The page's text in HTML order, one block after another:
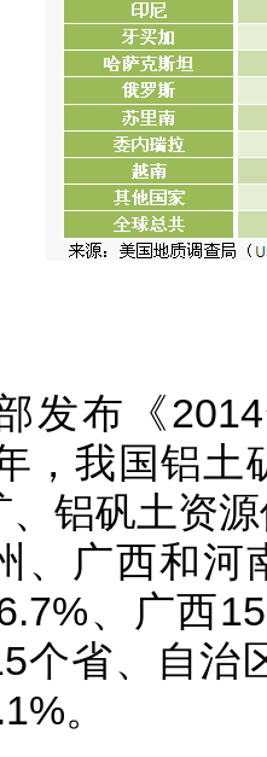
发布《
，我国铝土
铝矾土资
、广西和河
、广西
个省、自治
。